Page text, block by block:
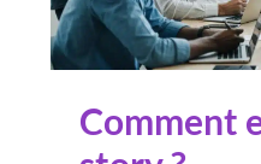
Comment